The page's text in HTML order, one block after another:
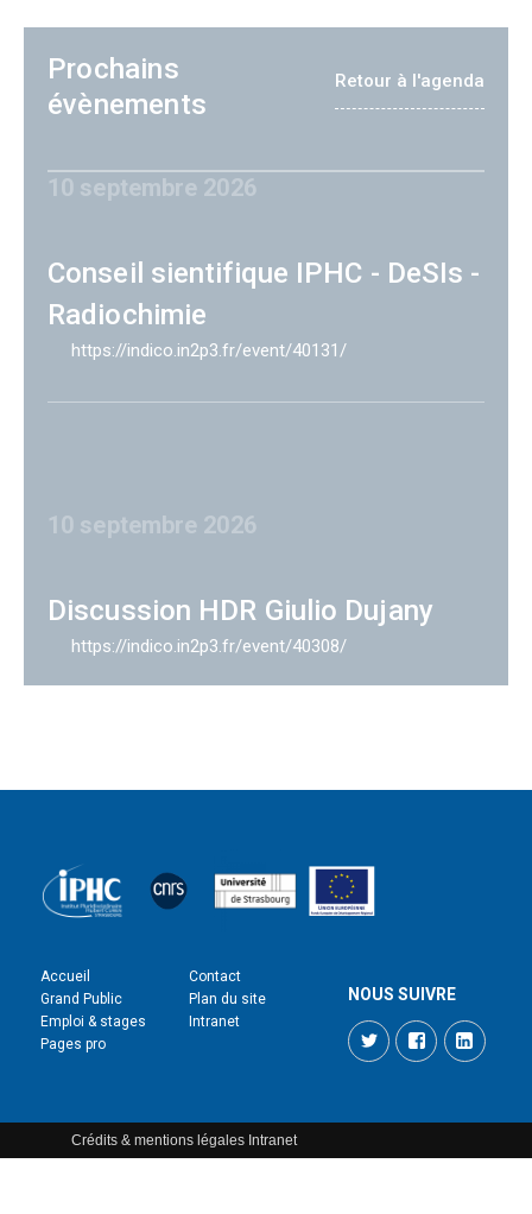
Prochains
évènements
Retour à l'agenda
10 septembre 2026
Conseil sientifique IPHC - DeSIs -
Radiochimie
https://indico.in2p3.fr/event/40131/
10 septembre 2026
Discussion HDR Giulio Dujany
https://indico.in2p3.fr/event/40308/
Accueil
Grand Public
Emploi & stages
Pages pro
Contact
Plan du site
Intranet
NOUS SUIVRE
TwitterFacebook
Crédits & mentions légales Intranet